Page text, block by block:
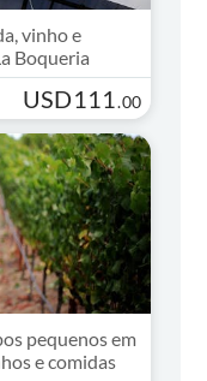
vinho e
Boqueria
USD111 .00
pequenos em
e comidas